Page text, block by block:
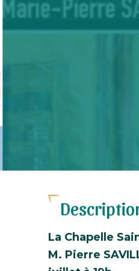
La Chapelle
M. Pierre